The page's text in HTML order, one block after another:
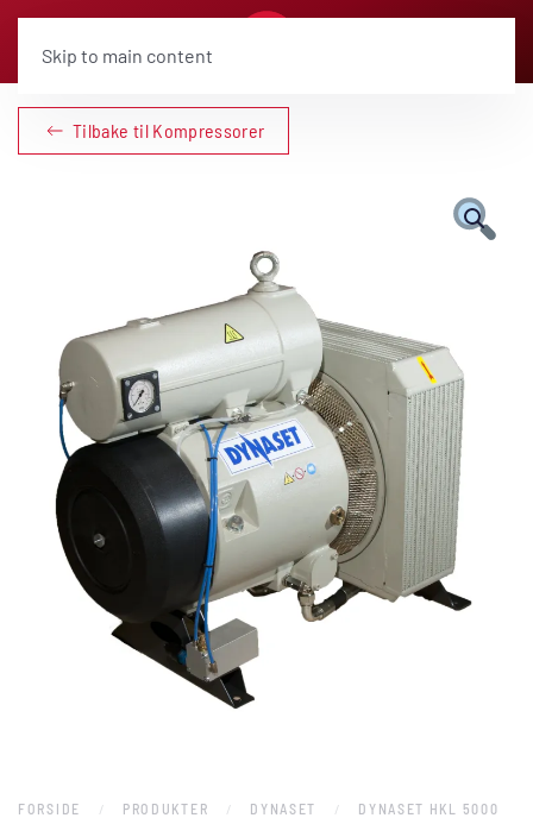
Skip to main content
Tilbake til Kompressorer
FORSIDE PRODUKTER DYNASET DYNASET HKL 5000